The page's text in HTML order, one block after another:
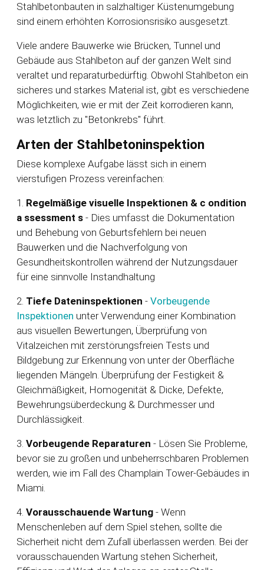
Stahlbetonbauten in salzhaltiger Küstenumgebung
sind einem erhöhten Korrosionsrisiko ausgesetzt.
Viele andere Bauwerke wie Brücken, Tunnel und
Gebäude aus Stahlbeton auf der ganzen Welt sind
veraltet und reparaturbedürftig. Obwohl Stahlbeton ein
sicheres und starkes Material ist, gibt es verschiedene
Möglichkeiten, wie er mit der Zeit korrodieren kann,
was letztlich zu "Betonkrebs" führt.
Arten der Stahlbetoninspektion
Diese komplexe Aufgabe lässt sich in einem
vierstufigen Prozess vereinfachen:
1. Regelmäßige visuelle Inspektionen & c ondition
a ssessment s - Dies umfasst die Dokumentation
und Behebung von Geburtsfehlern bei neuen
Bauwerken und die Nachverfolgung von
Gesundheitskontrollen während der Nutzungsdauer
für eine sinnvolle Instandhaltung
2. Tiefe Dateninspektionen - Vorbeugende
Inspektionen unter Verwendung einer Kombination
aus visuellen Bewertungen, Überprüfung von
Vitalzeichen mit zerstörungsfreien Tests und
Bildgebung zur Erkennung von unter der Oberfläche
liegenden Mängeln. Überprüfung der Festigkeit &
Gleichmäßigkeit, Homogenität & Dicke, Defekte,
Bewehrungsüberdeckung & Durchmesser und
Durchlässigkeit.
3. Vorbeugende Reparaturen - Lösen Sie Probleme,
bevor sie zu großen und unbeherrschbaren Problemen
werden, wie im Fall des Champlain Tower-Gebäudes in
Miami.
4. Vorausschauende Wartung - Wenn
Menschenleben auf dem Spiel stehen, sollte die
Sicherheit nicht dem Zufall überlassen werden. Bei der
vorausschauenden Wartung stehen Sicherheit,